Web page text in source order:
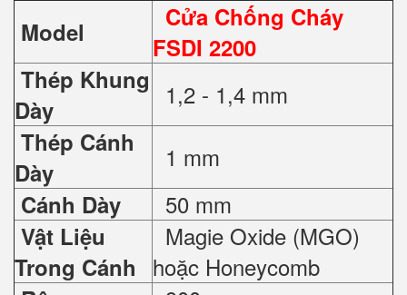
Model
Cửa Chống Cháy
FSDI 2200
Thép Khung
Dày
1,2 - 1,4 mm
Thép Cánh
Dày
1 mm
Cánh Dày 50 mm
Vật Liệu
Trong Cánh
Magie Oxide (MGO)
hoặc Honeycomb